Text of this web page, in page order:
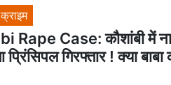
क्राइम
Rape Case: कौशांबी में
गिरफ्तार ! क्या